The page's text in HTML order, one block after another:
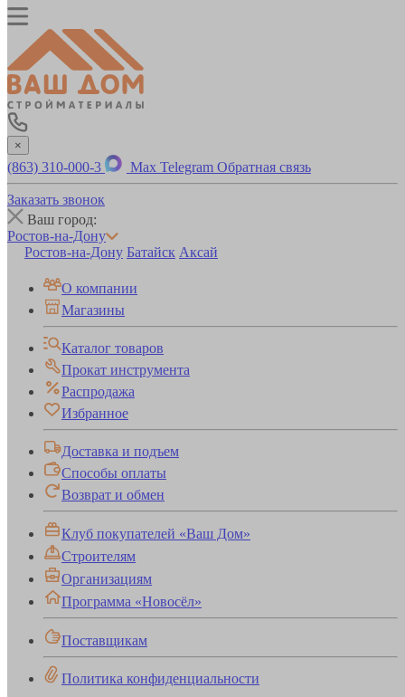
×
(863) 310-000-3 Max Telegram Обратная связь
Заказать звонок
Ваш город:
Ростов-на-Дону
Ростов-на-Дону Батайск Аксай
О компании
Магазины
Каталог товаров
Прокат инструмента
Распродажа
Избранное
Доставка и подъем
Способы оплаты
Возврат и обмен
Клуб покупателей «Ваш Дом»
Строителям
Организациям
Программа «Новосёл»
Поставщикам
Политика конфиденциальности